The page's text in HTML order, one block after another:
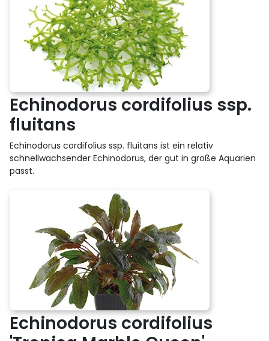
Echinodorus cordifolius ssp.
fluitans
Echinodorus cordifolius ssp. fluitans ist ein relativ
schnellwachsender Echinodorus, der gut in große Aquarien
passt.
Echinodorus cordifolius